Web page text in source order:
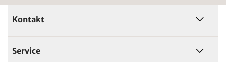
Kontakt
Service